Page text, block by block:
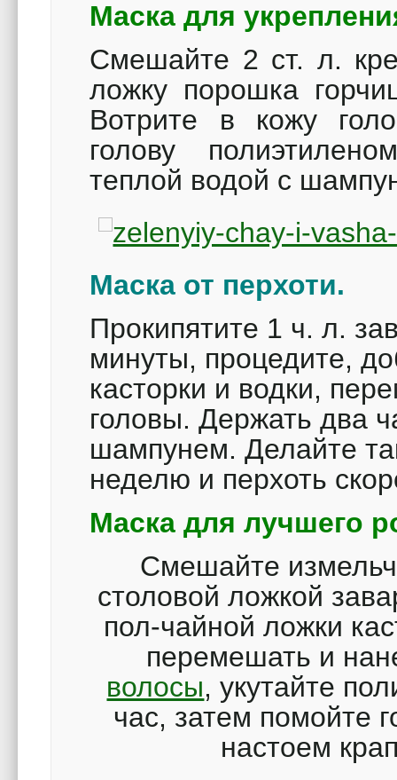
Маска для
Смешайте 2 ст. л.
ложку порошка
Вотрите в кожу
голову
теплой водой с
Маска от перхоти.
Прокипятите 1 ч. л.
минуты, процедите,
касторки и водки,
головы. Держать два
шампунем. Делайте
неделю и перхоть
Маска для лучшего
Смешайте
столовой ложкой
пол-чайной ложки
перемешать и
волосы, укутайте
час, затем помойте
настоем